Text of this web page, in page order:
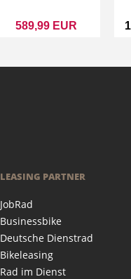
589,99 EUR
LEASING PARTNER
JobRad
Businessbike
Deutsche Dienstrad
Bikeleasing
Rad im Dienst